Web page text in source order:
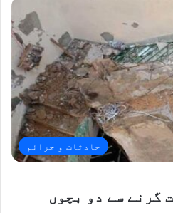
حادثات و جرائم
گرنے سے دو بچوں